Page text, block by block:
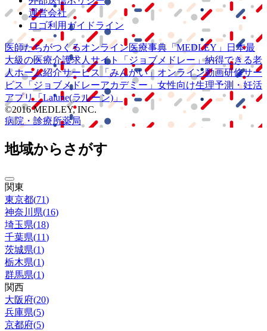
運営会社
ロゴ利用ガイドライン
医師たちがつくるオンライン医療事典 「MEDLEY」
日本最
大級の医療介護求人サイト 「ジョブメドレー」納得できる老
人ホーム紹介サービス
「みんかい」 オンライン動画研修サー
ビス
「ジョブメドレーアカデミー」 女性向け生理予測・妊活
アプリ「Lalune(ラルーン)」
©2016 MEDLEY, INC.
病院・診療所薬局
地域からさがす
関東
東京都(71)
神奈川県(16)
埼玉県(18)
千葉県(11)
茨城県(1)
栃木県(1)
群馬県(1)
関西
大阪府(20)
兵庫県(5)
京都府(5)